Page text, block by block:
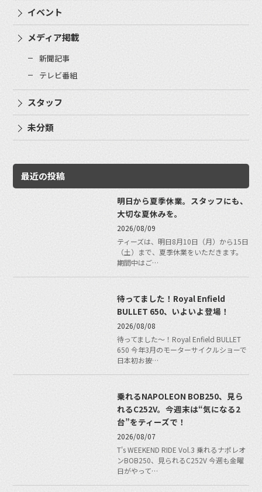
イベント
メディア掲載
新聞記事
テレビ番組
スタッフ
未分類
最近の投稿
明日から夏季休業。スタッフにも、
大切な夏休みを。
2026/08/09
ティーズは、明日8月10日（月）から15日
（土）まで、夏季休業をいただきます。
期間中はご…
待ってました！Royal Enfield
BULLET 650、いよいよ登場！
2026/08/08
待ってました〜！Royal Enfield BULLET
650 今年3月のモーターサイクルショーで
日本初お披…
乗れるNAPOLEON BOB250、見ら
れるC252V。今週末は“気になる2
台”をティーズで！
2026/08/07
T's WEEKEND RIDE Vol.3 乗れるナポレオ
ンBOB250、見られるC252V 今週も金曜
日がやって…